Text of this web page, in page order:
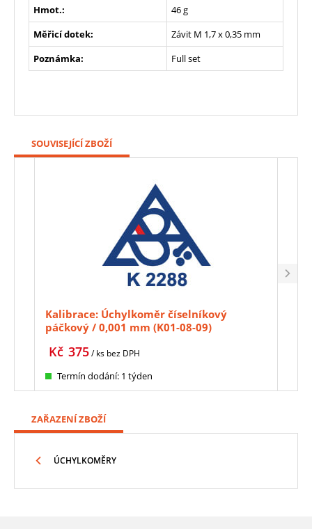
Hmot.:
46 g
Měřicí dotek:
Závit M 1,7 x 0,35 mm
Poznámka:
Full set
SOUVISEJÍCÍ ZBOŽÍ
Kalibrace: Úchylkoměr číselníkový
páčkový / 0,001 mm (K01-08-09)
375
Kč / ks bez DPH
Termín dodání: 1 týden
ZAŘAZENÍ ZBOŽÍ
ÚCHYLKOMĚRY